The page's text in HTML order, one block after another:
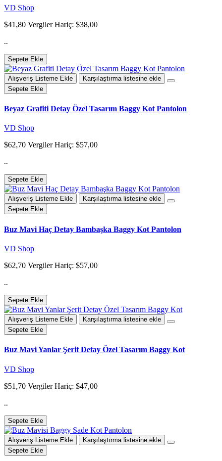
VD Shop
$41,80 Vergiler Hariç: $38,00
..
Sepete Ekle
Alışveriş Listeme Ekle
Karşılaştırma listesine ekle
Sepete Ekle
Beyaz Grafiti Detay Özel Tasarım Baggy Kot Pantolon
VD Shop
$62,70 Vergiler Hariç: $57,00
..
Sepete Ekle
Alışveriş Listeme Ekle
Karşılaştırma listesine ekle
Sepete Ekle
Buz Mavi Haç Detay Bambaşka Baggy Kot Pantolon
VD Shop
$62,70 Vergiler Hariç: $57,00
..
Sepete Ekle
Alışveriş Listeme Ekle
Karşılaştırma listesine ekle
Sepete Ekle
Buz Mavi Yanlar Şerit Detay Özel Tasarım Baggy Kot
VD Shop
$51,70 Vergiler Hariç: $47,00
..
Sepete Ekle
Alışveriş Listeme Ekle
Karşılaştırma listesine ekle
Sepete Ekle